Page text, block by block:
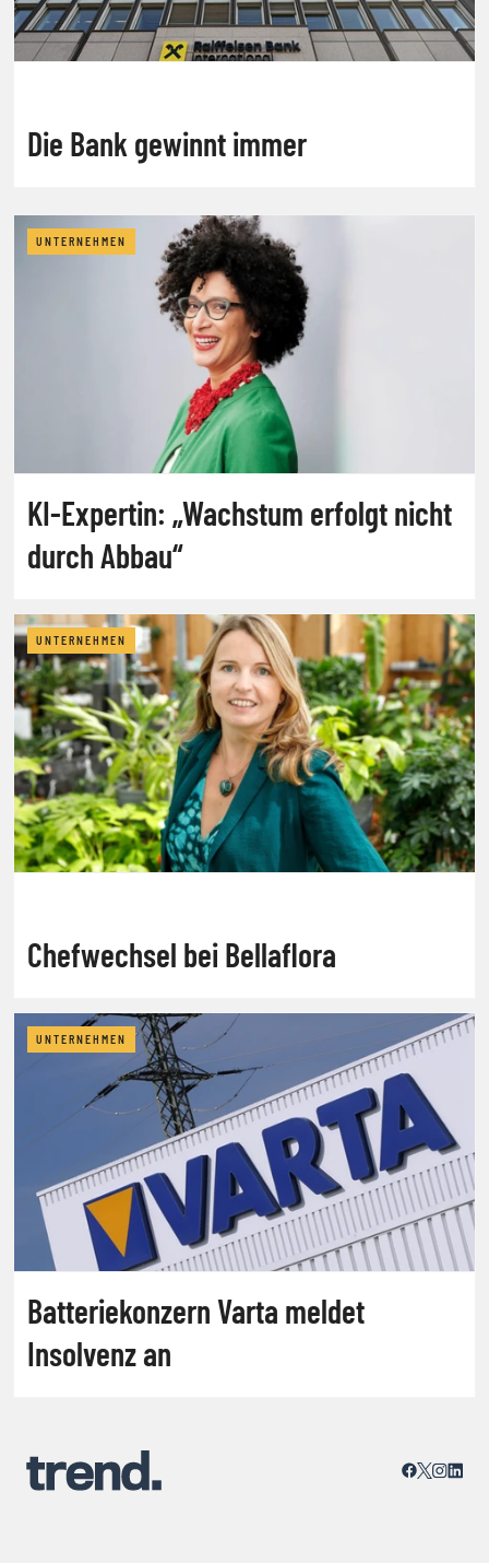
Die Bank gewinnt immer
UNTERNEHMEN
KI-Expertin: „Wachstum erfolgt nicht
durch Abbau“
UNTERNEHMEN
Chefwechsel bei Bellaflora
UNTERNEHMEN
Batteriekonzern Varta meldet
Insolvenz an